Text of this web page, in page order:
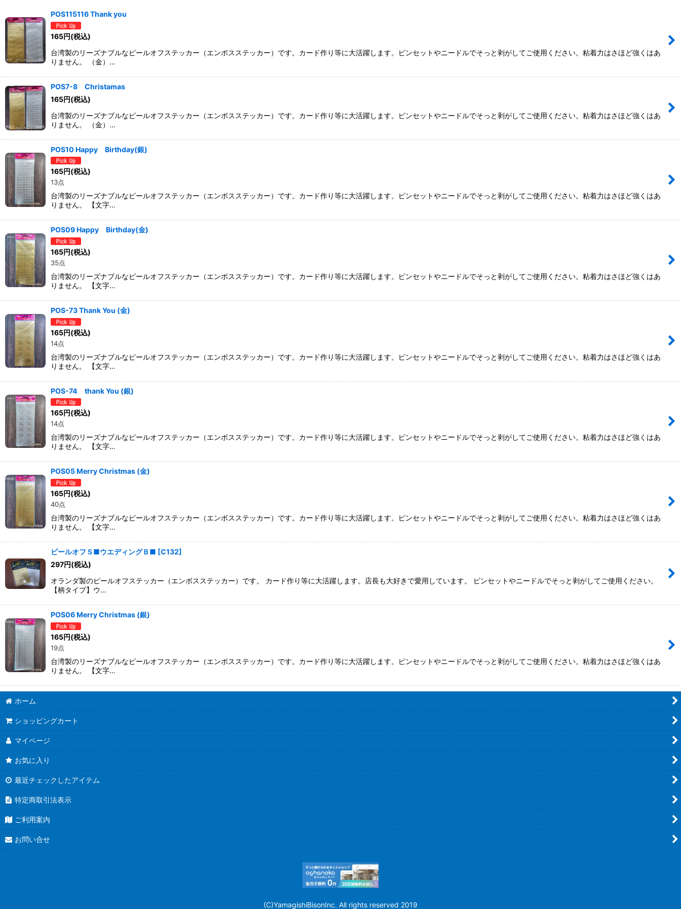
並び順:
絞り込む
POS115116 Thank you
165円(税込)
台湾製のリーズナブルなピールオフステッカー（エンボスステッカー）です。カード作り等に大活躍します。ピンセットやニードルでそっと剥がしてご使用ください。粘着力はさほど強くはあ
りません。 （金）…
POS7-8 Christamas
165円(税込)
台湾製のリーズナブルなピールオフステッカー（エンボスステッカー）です。カード作り等に大活躍します。ピンセットやニードルでそっと剥がしてご使用ください。粘着力はさほど強くはあ
りません。 （金）…
POS10 Happy Birthday(銀)
165円(税込)
13点
台湾製のリーズナブルなピールオフステッカー（エンボスステッカー）です。カード作り等に大活躍します。ピンセットやニードルでそっと剥がしてご使用ください。粘着力はさほど強くはあ
りません。 【文字…
POS09 Happy Birthday(金)
165円(税込)
35点
台湾製のリーズナブルなピールオフステッカー（エンボスステッカー）です。カード作り等に大活躍します。ピンセットやニードルでそっと剥がしてご使用ください。粘着力はさほど強くはあ
りません。 【文字…
POS-73 Thank You (金)
165円(税込)
14点
台湾製のリーズナブルなピールオフステッカー（エンボスステッカー）です。カード作り等に大活躍します。ピンセットやニードルでそっと剥がしてご使用ください。粘着力はさほど強くはあ
りません。 【文字…
POS-74 thank You (銀)
165円(税込)
14点
台湾製のリーズナブルなピールオフステッカー（エンボスステッカー）です。カード作り等に大活躍します。ピンセットやニードルでそっと剥がしてご使用ください。粘着力はさほど強くはあ
りません。 【文字…
POS05 Merry Christmas (金)
165円(税込)
40点
台湾製のリーズナブルなピールオフステッカー（エンボスステッカー）です。カード作り等に大活躍します。ピンセットやニードルでそっと剥がしてご使用ください。粘着力はさほど強くはあ
りません。 【文字…
ピールオフＳ■ウエディングＢ■ [C132]
297円(税込)
オランダ製のピールオフステッカー（エンボスステッカー）です。 カード作り等に大活躍します。店長も大好きで愛用しています。 ピンセットやニードルでそっと剥がしてご使用ください。
【柄タイプ】ウ…
POS06 Merry Christmas (銀)
165円(税込)
19点
台湾製のリーズナブルなピールオフステッカー（エンボスステッカー）です。カード作り等に大活躍します。ピンセットやニードルでそっと剥がしてご使用ください。粘着力はさほど強くはあ
りません。 【文字…
ホーム
ショッピングカート
マイページ
お気に入り
最近チェックしたアイテム
特定商取引法表示
ご利用案内
お問い合せ
(C)YamagishiBisonInc. All rights reserved 2019